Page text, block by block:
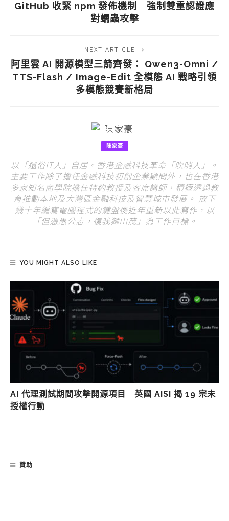
GitHub 收緊 npm 發佈機制 強制雙重認證應
對蠕蟲攻擊
NEXT ARTICLE
阿里雲 AI 開源模型三箭齊發： Qwen3-Omni /
TTS-Flash / Image-Edit 全模態 AI 戰略引領
多模態競賽新格局
陳家豪
以「還俗IT人」自居。香港金融科技革命「吹哨人」。
主要工作除了擔任金融科技初創企業顧問外，也在香港
多家知名商學院擔任特約教授及客席講師，積極透過教
育推動本地及大灣區金融科技及智慧城市發展。 放下
幾十年編寫電腦程式的鍵盤後近年重新以此寫作。以
「但憑愚公志，復我獅山茂」為工作目標。
YOU MIGHT ALSO LIKE
AI 代理測試期間攻擊開源項目 英國 AISI 揭 19 宗未
授權行動
贊助